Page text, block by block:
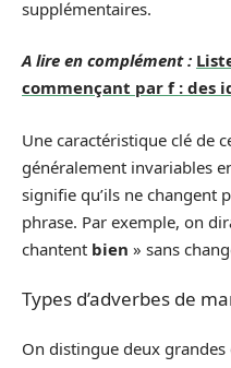
supplémentaires.
A lire en complément :
commençant par f : des
Une caractéristique clé de
généralement invariables
signifie qu’ils ne changent
phrase. Par exemple, on
chantent bien » sans
Types d’adverbes de
On distingue deux grandes